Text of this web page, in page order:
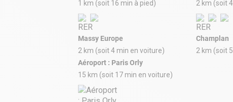
1 km (soit 16 min à pied)
2 km (soit
Massy Europe
2 km (soit 4 min en voiture)
Champlan
2 km (soit
Aéroport : Paris Orly
15 km (soit 17 min en voiture)